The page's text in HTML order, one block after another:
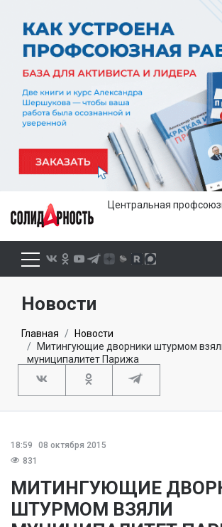
Центральная
Новости
Главная
Новости
Митингующие дворники штурмом
муниципалитет Парижа
18:59
08 октября 2015
831
МИТИНГУЮЩИЕ
ШТУРМОМ ВЗЯЛИ